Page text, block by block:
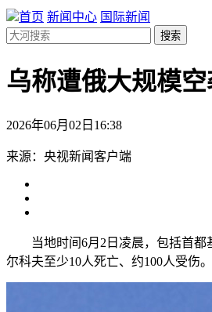
首页 新闻中心 国际新闻
搜索
乌称遭俄大规模
2026年06月02日16:38
来源：央视新闻客户端
当地时间6月2日凌晨，包括首都基
尔科夫至少10人死亡、约100人受伤。